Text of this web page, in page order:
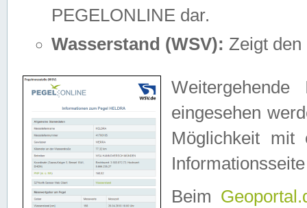
PEGELONLINE dar.
Wasserstand (WSV): Zeigt den
eingesehen
Möglichkeit mit
Beim